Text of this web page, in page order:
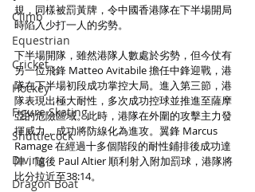
Climb
Equestrian
Cricket
Hockey
Figure Skating
Shuttlecock
Diving
Dragon Boat
規，同樣被罰黃牌，令中國香港隊在下半場開局
時陷入少打一人的劣勢。
下半場開隊，雖然港隊人數處於劣勢，但今仗有
另一位飛鋒 Matteo Avitabile 擔任中鋒迎戰，港
隊在下半場初段成功掌控大局。進入第三節，港
隊表現出極大耐性，多次成功控球並推進至薩摩
亞的危險區域。此時，港隊在外圍的攻擊主力發
揮威力，成功將防線化為進攻。翼鋒 Marcus
Ramage 在經過十多個階段的耐性鋪排後成功達
陣，隨後 Paul Altier 順利射入附加罰球，港隊將
比分拉近至38:14。